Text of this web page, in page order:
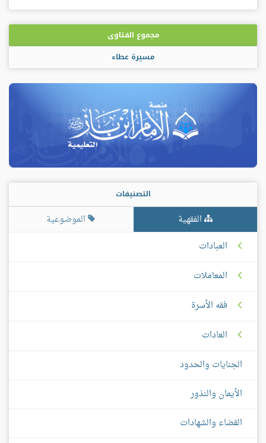
مجموع الفتاوى
مسيرة عطاء
التصنيفات
الفقهية
الموضوعية
العبادات
المعاملات
فقه الأسرة
العادات
الجنايات والحدود
الأيمان والنذور
القضاء والشهادات